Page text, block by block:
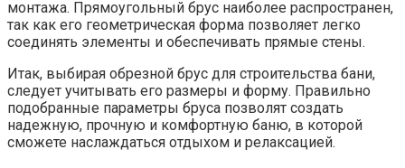
монтажа. Прямоугольный брус наиболее распространен,
так как его геометрическая форма позволяет легко
соединять элементы и обеспечивать прямые стены.
Итак, выбирая обрезной брус для строительства бани,
следует учитывать его размеры и форму. Правильно
подобранные параметры бруса позволят создать
надежную, прочную и комфортную баню, в которой
сможете наслаждаться отдыхом и релаксацией.